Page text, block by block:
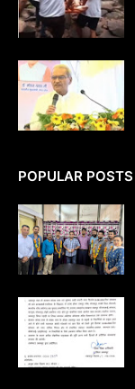
POPULAR POSTS